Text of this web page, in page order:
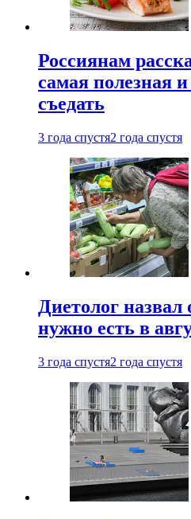
Россиянам
самая полезная
съедать
3 года спустя2 года спустя
Диетолог
нужно есть в
3 года спустя2 года спустя